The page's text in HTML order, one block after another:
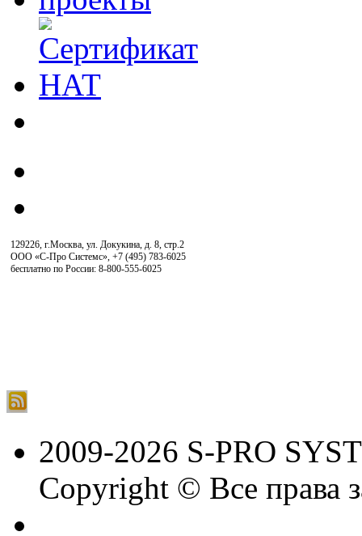
129226, г.Москва, ул. Докукина, д. 8, стр.2
ООО «С-Про Системс», +7 (495) 783-6025
бесплатно по России: 8-800-555-6025
2009-2026 S-PRO
Copyright © Все права